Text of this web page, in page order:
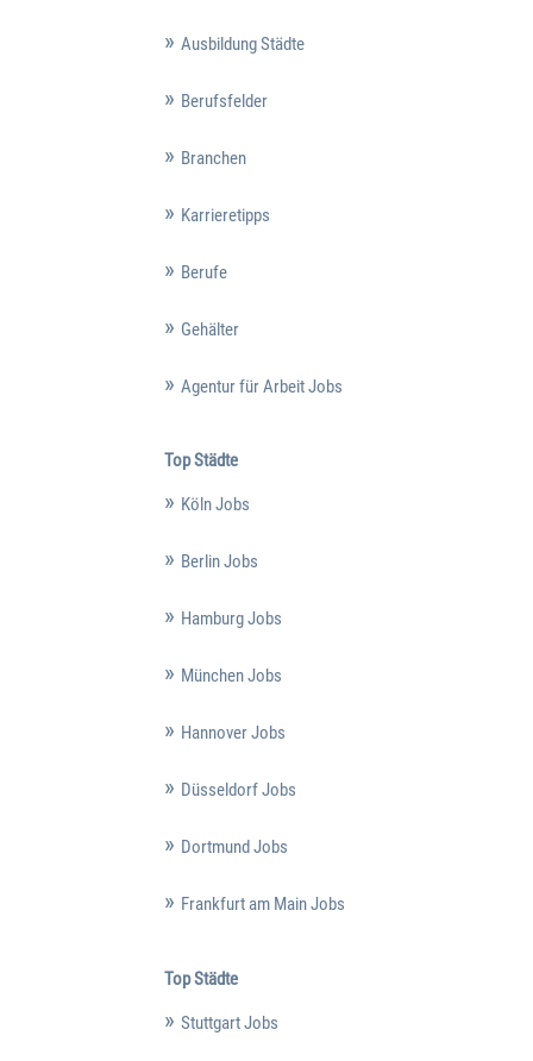
Ausbildung Städte
Berufsfelder
Branchen
Karrieretipps
Berufe
Gehälter
Agentur für Arbeit Jobs
Top Städte
Köln Jobs
Berlin Jobs
Hamburg Jobs
München Jobs
Hannover Jobs
Düsseldorf Jobs
Dortmund Jobs
Frankfurt am Main Jobs
Top Städte
Stuttgart Jobs